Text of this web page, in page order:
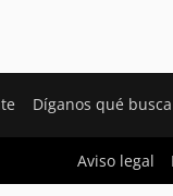
Díganos qué busca
Aviso legal